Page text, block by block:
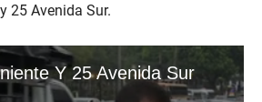
25 Avenida Sur.